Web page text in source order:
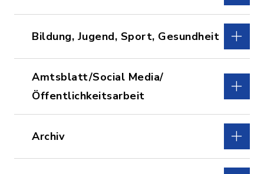
Bildung, Jugend, Sport, Gesundheit
Amtsblatt/Social Media/
Öffentlichkeitsarbeit
Archiv